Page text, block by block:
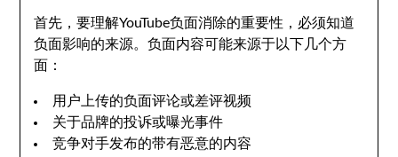
首先，要理解YouTube负面消除的重要性，必须知道
负面影响的来源。负面内容可能来源于以下几个方
面：
用户上传的负面评论或差评视频
关于品牌的投诉或曝光事件
竞争对手发布的带有恶意的内容